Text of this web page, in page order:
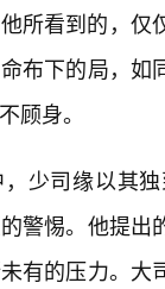
所看到的，
布下的局，
顾身。
少司缘以其
警惕。他提
有的压力。